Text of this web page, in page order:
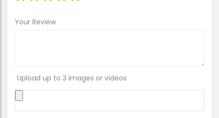
Your Review
Upload up to 3 images or videos